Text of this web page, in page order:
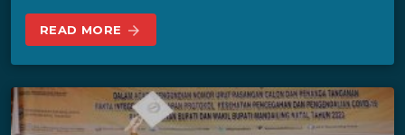
READ MORE arrow_forward